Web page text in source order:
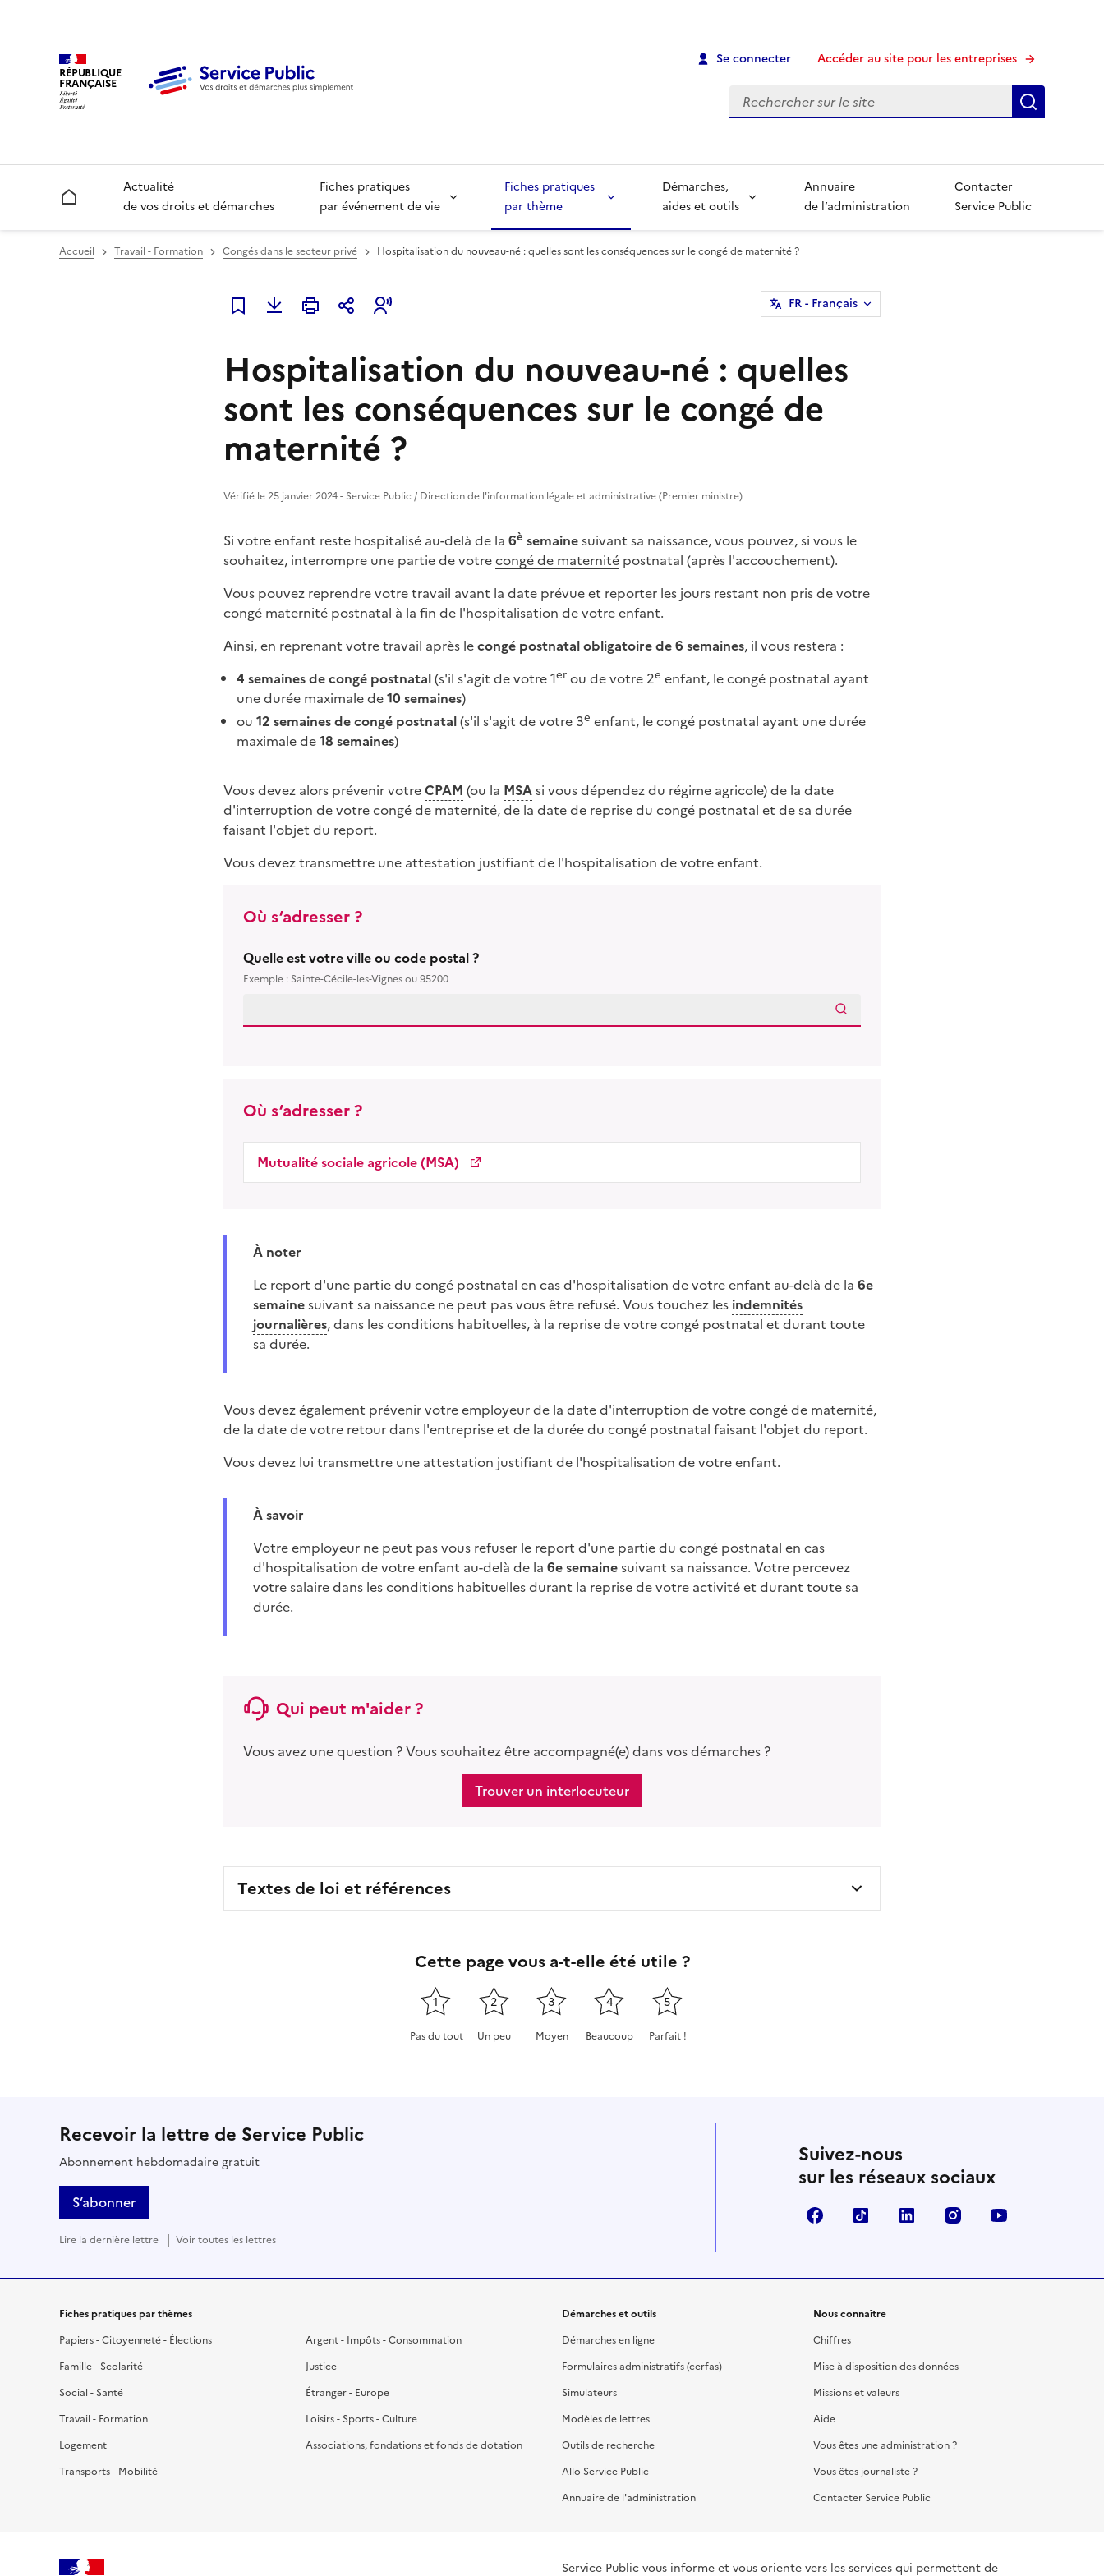
RÉPUBLIQUE
FRANÇAISE
Se connecter Accéder au site pour les entreprises
Recherche
Accueil
Actualité
de vos droits et démarches
Fiches pratiques
par événement de vie
Fiches pratiques
par thème
Démarches,
aides et outils
Annuaire
de l’administration
Contacter
Service Public
Accueil Travail - Formation Congés dans le secteur privé Hospitalisation du nouveau-né : quelles sont les conséquences sur le congé de maternité ?
Ajouter à mes favoris
FR- Français
Hospitalisation du nouveau-né : quelles
sont les conséquences sur le congé de
maternité ?
Vérifié le 25 janvier 2024 - Service Public / Direction de l'information légale et administrative (Premier ministre)
Si votre enfant reste hospitalisé au-delà de la 6è semainesuivant sa naissance, vous pouvez, si vous le
souhaitez, interrompre une partie de votrecongé de maternité postnatal (après l'accouchement).
Vous pouvez reprendre votre travail avant la date prévue et reporter les jours restant non pris de votre
congé maternité postnatal à la fin de l'hospitalisation de votre enfant.
Ainsi, en reprenant votre travail après lecongé postnatal obligatoire de 6 semaines, il vous restera :
4 semaines de congé postnatal(s'il s'agit de votre 1er ou de votre 2e enfant, le congé postnatal ayant
une durée maximale de10 semaines)
ou 12 semaines de congé postnatal(s'il s'agit de votre 3e enfant, le congé postnatal ayant une durée
maximale de18 semaines)
Vous devez alors prévenir votreCPAM (ou la MSAsi vous dépendez du régime agricole) de la date
d'interruption de votre congé de maternité, de la date de reprise du congé postnatal et de sa durée
faisant l'objet du report.
Vous devez transmettre une attestation justifiant de l'hospitalisation de votre enfant.
Où s’adresser ?
Quelle est votre ville ou code postal ?
Exemple : Sainte-Cécile-les-Vignes ou 95200
Où s’adresser ?
Mutualité sociale agricole (MSA)
À noter
Le report d'une partie du congé postnatal en cas d'hospitalisation de votre enfant au-delà de la 6e
semainesuivant sa naissance ne peut pas vous être refusé. Vous touchez les indemnités
journalières, dans les conditions habituelles, à la reprise de votre congé postnatal et durant toute
sa durée.
Vous devez également prévenir votre employeur de la date d'interruption de votre congé de maternité,
de la date de votre retour dans l'entreprise et de la durée du congé postnatal faisant l'objet du report.
Vous devez lui transmettre une attestation justifiant de l'hospitalisation de votre enfant.
À savoir
Votre employeur ne peut pas vous refuser le report d'une partie du congé postnatal en cas
d'hospitalisation de votre enfant au-delà de la 6esemainesuivant sa naissance. Votre percevez
votre salaire dans les conditions habituelles durant la reprise de votre activité et durant toute sa
durée.
Qui peut m'aider ?
Vous avez une question ? Vous souhaitez être accompagné(e) dans vos démarches ?
Trouver un interlocuteur
Textes de loi et références
Cette page vous a-t-elle été utile ?
1
Pas du tout
2
Un peu
3
Moyen
4
Beaucoup
5
Parfait !
Recevoir la lettre de Service Public
Abonnement hebdomadaire gratuit
S’abonner
Lire la dernière lettre Voir toutes les lettres
Suivez-nous
sur les réseaux sociaux
FacebookTikTok LinkedIn Instagram
Fiches pratiques par thèmes
Papiers - Citoyenneté - Élections
Famille - Scolarité
Social - Santé
Travail - Formation
Logement
Transports - Mobilité
Argent - Impôts - Consommation
Justice
Étranger - Europe
Loisirs - Sports - Culture
Associations, fondations et fonds de dotation
Démarches et outils
Démarches en ligne
Formulaires administratifs (cerfas)
Simulateurs
Modèles de lettres
Outils de recherche
Allo Service Public
Annuaire de l'administration
Nous connaître
Chiffres
Mise à disposition des données
Missions et valeurs
Aide
Vous êtes une administration ?
Vous êtes journaliste ?
Contacter Service Public
Service Public vous informe et vous oriente vers les services qui permettent de